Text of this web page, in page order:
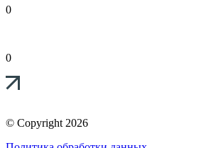
0
0
© Copyright 2026